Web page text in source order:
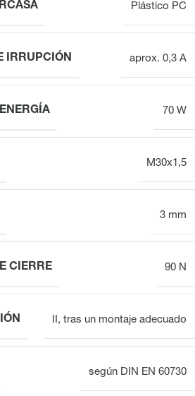
Plástico PC
IRRUPCIÓN aprox. 0,3 A
70 W
M30x1,5
3 mm
CIERRE 90 N
II, tras un montaje adecuado
según DIN EN 60730